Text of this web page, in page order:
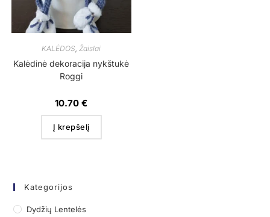
KALĖDOS,Žaislai
Kalėdinė dekoracija nykštukė
Roggi
10.70€
Į krepšelį
Kategorijos
Dydžių Lentelės